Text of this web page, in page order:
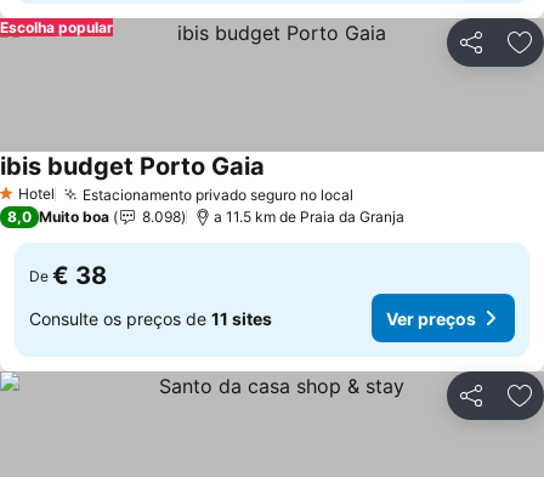
Partilhar
Escolha popular
1 Estrelas
Hotel Estacionamento privado seguro no local
ibis budget Porto Gaia
8,0 Muito boa 8.098 a 11.5 km de Praia da Granja
De € 38
Consulte os preços de 11 sites Ver preços
Partilhar